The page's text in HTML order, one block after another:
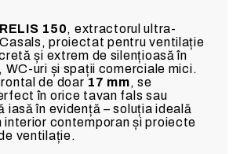
150, extractorul ultra-
proiectat pentru ventilație
și extrem de silențioasă în
WC-uri și spații comerciale mici.
de doar 17 mm, se
în orice tavan fals sau
iasă în evidență – soluția ideală
interior contemporan și proiecte
ventilație.